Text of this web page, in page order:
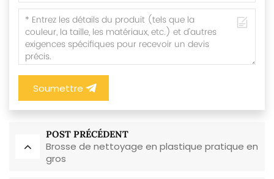
Soumettre
POST PRÉCÉDENT
Brosse de nettoyage en plastique pratique en
gros